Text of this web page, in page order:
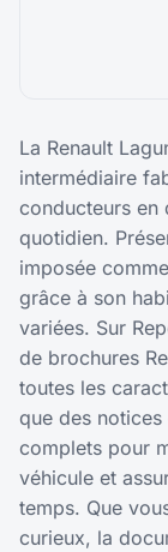
La Renault
intermédiaire
conducteurs en
quotidien.
imposée
grâce à son
variées. Sur
de brochures
toutes les
que des
complets pour
véhicule et
temps. Que
curieux, la